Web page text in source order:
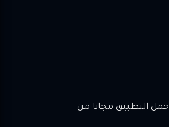
حمل التطبيق مجانا من